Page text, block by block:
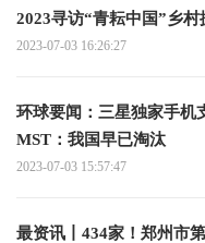
2023寻访“青耘中国”乡
2023-07-03 16:26:27
环球要闻：三星独家手机
MST：我国早已淘汰
2023-07-03 15:57:47
最资讯丨434家！郑州市